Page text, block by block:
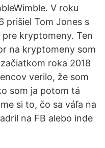
V roku
prišiel Tom Jones s
kryptomeny. Ten
na kryptomeny som
roka 2018
verilo, že som
som ja potom tá
si to, čo sa váľa na
na FB alebo inde